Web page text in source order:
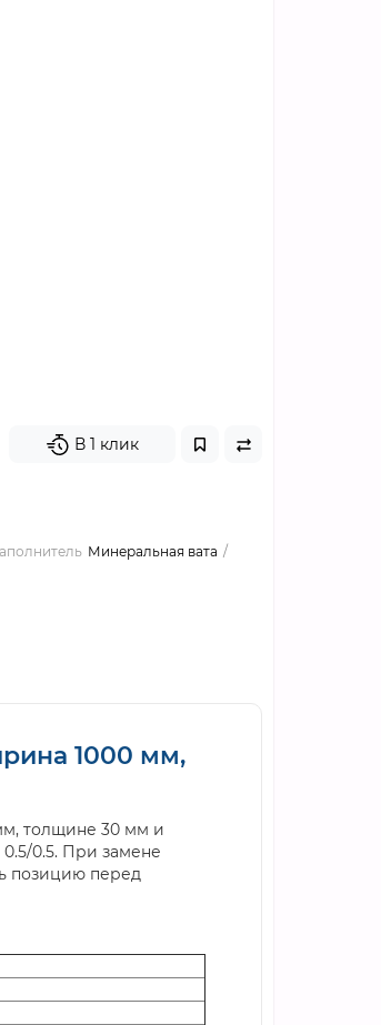
В 1 клик
Минеральная вата
1000 мм,
толщине 30 мм и
0.5. При замене
позицию перед